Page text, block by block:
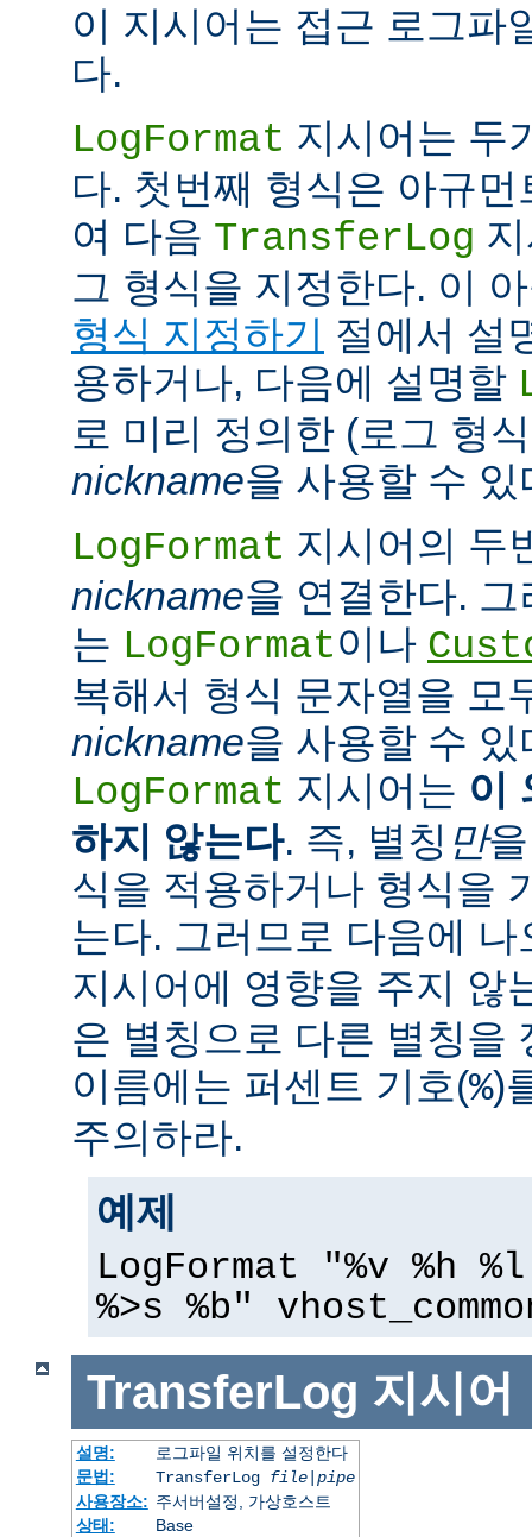
이 지시어는 접근 로그파
다.
LogFormat 지시어는 두
다. 첫번째 형식은 아규
여 다음 TransferLog
그 형식을 지정한다. 이
형식 지정하기 절에서 설
용하거나, 다음에 설명할
로 미리 정의한 (로그 형
nickname을 사용할 수 있
LogFormat 지시어의 두
nickname을 연결한다.
는 LogFormat이나
복해서 형식 문자열을 모
nickname을 사용할 수
LogFormat 지시어는 이
하지 않는다. 즉, 별칭 만
식을 적용하거나 형식을
는다. 그러므로 다음에
지시어에 영향을 주지 않
은 별칭으로 다른 별칭을
이름에는 퍼센트 기호(%)
주의하라.
예제
LogFormat "%v %h
%>s %b"
TransferLog 지시어
설명:
로그파일 위치를 설정한다
문법:
TransferLog file| pipe
사용장소: 주서버설정, 가상호스트
상태:
Base